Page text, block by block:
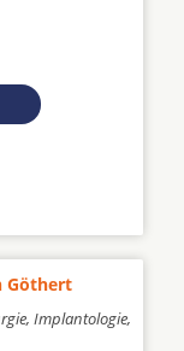
Göthert
Implantologie,